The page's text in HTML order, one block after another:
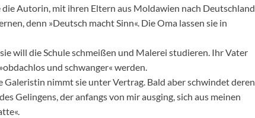
Autorin, mit ihren Eltern aus Moldawien nach Deutschland
denn »Deutsch macht Sinn«. Die Oma lassen sie in
will die Schule schmeißen und Malerei studieren. Ihr Vater
und schwanger« werden.
Galeristin nimmt sie unter Vertrag. Bald aber schwindet deren
Gelingens, der anfangs von mir ausging, sich aus meinen